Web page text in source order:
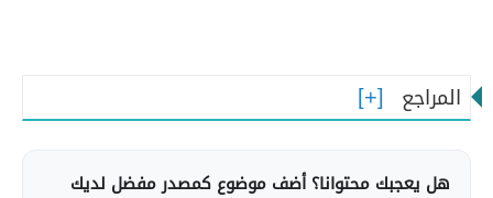
المراجع
هل يعجبك محتوانا؟ أضف موضوع كمصدر مفضل لديك